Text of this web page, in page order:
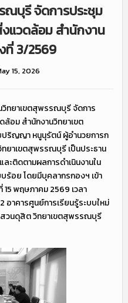
ณบุรี จัดการประชุม
แวดล้อม สำนักงาน
ที่ 3/2569
15, 2026
ทยาเขตสุพรรณบุรี จัดการ
อม สำนักงานวิทยาเขต
ริญญา หนูนุรัตน์ ผู้อำนวยการก
ยาเขตสุพรรณบุรี เป็นประธาน
ะติดตามผลการดำเนินงานใน
ร้อย โดยมีบุคลากรกองฯ เข้า
พฤษภาคม 2569 เวลา
อาคารศูนย์การเรียนรู้ระบบใหม่
สวนดุสิต วิทยาเขตสุพรรณบุรี